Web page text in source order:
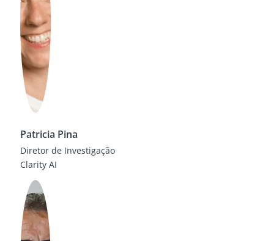
Patricia Pina
Diretor de Investigação
Clarity AI